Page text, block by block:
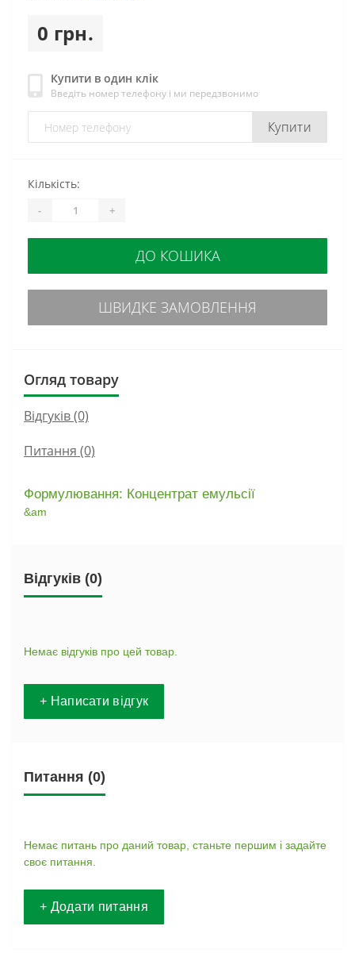
0 грн.
Купити в один клік
Введіть номер телефону і ми передзвонимо
Купити
Кількість:
- +
ДО КОШИКА
ШВИДКЕ ЗАМОВЛЕННЯ
Огляд товару
Відгуків (0)
Питання (0)
Формулювання: Концентрат емульсії
&am
Відгуків (0)
Немає відгуків про цей товар.
+ Написати відгук
Питання (0)
Немає питань про даний товар, станьте першим і задайте
своє питання.
+ Додати питання